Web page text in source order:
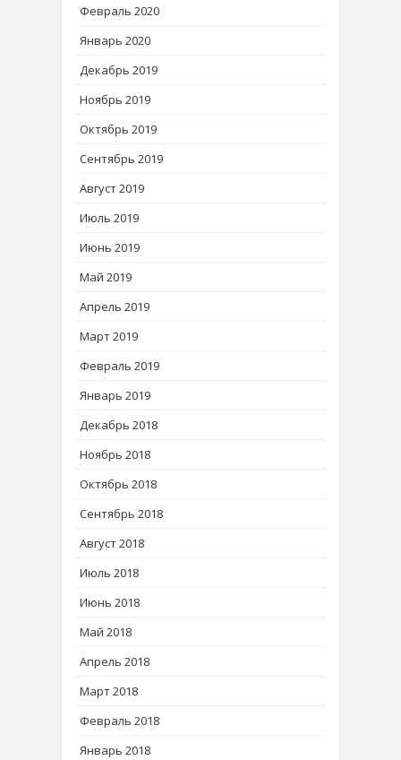
Февраль 2020
Январь 2020
Декабрь 2019
Ноябрь 2019
Октябрь 2019
Сентябрь 2019
Август 2019
Июль 2019
Июнь 2019
Май 2019
Апрель 2019
Март 2019
Февраль 2019
Январь 2019
Декабрь 2018
Ноябрь 2018
Октябрь 2018
Сентябрь 2018
Август 2018
Июль 2018
Июнь 2018
Май 2018
Апрель 2018
Март 2018
Февраль 2018
Январь 2018